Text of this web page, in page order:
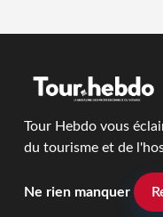
Tour Hebdo vous
du tourisme et de
Ne rien manquer